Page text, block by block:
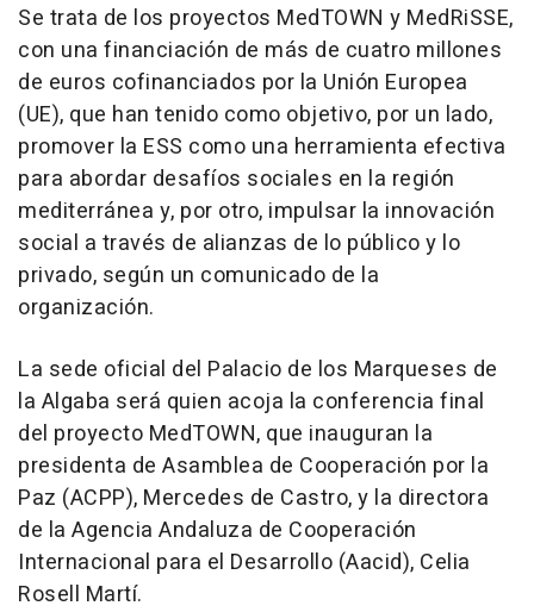
Se trata de los proyectos MedTOWN y MedRiSSE,
con una financiación de más de cuatro millones
de euros cofinanciados por la Unión Europea
(UE), que han tenido como objetivo, por un lado,
promover la ESS como una herramienta efectiva
para abordar desafíos sociales en la región
mediterránea y, por otro, impulsar la innovación
social a través de alianzas de lo público y lo
privado, según un comunicado de la
organización.
La sede oficial del Palacio de los Marqueses de
la Algaba será quien acoja la conferencia final
del proyecto MedTOWN, que inauguran la
presidenta de Asamblea de Cooperación por la
Paz (ACPP), Mercedes de Castro, y la directora
de la Agencia Andaluza de Cooperación
Internacional para el Desarrollo (Aacid), Celia
Rosell Martí.